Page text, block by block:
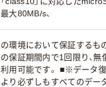
最大80MB/s、
の環境において保証するも
の保証期間内で1回限り、
利用可能です。 ■※データ
より必ずしもすべてのデー